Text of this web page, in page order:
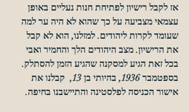
אז לקבל רישיון לפתיחת חנות נעליים באופן
עצמאי מצביעה על כך שהוא לא היה ער למה
שעומד לקרות ליהודים. למזלנו, הוא לא קבל
את הרישיון. מצב היהודים הלך והחמיר ואבי
בכל זאת הגיע למסקנה שהגיע הזמן להסתלק.
בספטמבר 1936, בהיותי בן 13,  קבלנו את
אישור הכניסה לפלסטינה והתיישבנו בחיפה.